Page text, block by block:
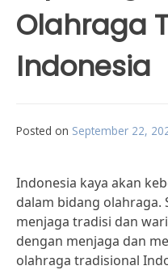
Olahraga
Indonesia
Posted on September 22,
Indonesia kaya akan
dalam bidang olahraga.
menjaga tradisi dan
dengan menjaga dan
olahraga tradisional